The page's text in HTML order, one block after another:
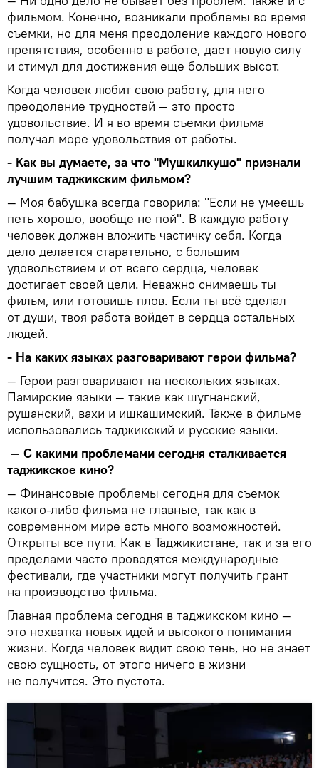
фильмом. Конечно, возникали проблемы во время
съемки, но для меня преодоление каждого нового
препятствия, особенно в работе, дает новую силу
и стимул для достижения еще больших высот.
Когда человек любит свою работу, для него
преодоление трудностей — это просто
удовольствие. И я во время съемки фильма
получал море удовольствия от работы.
- Как вы думаете, за что "Мушкилкушо" признали
лучшим таджикским фильмом?
— Моя бабушка всегда говорила: "Если не умеешь
петь хорошо, вообще не пой". В каждую работу
человек должен вложить частичку себя. Когда
дело делается старательно, с большим
удовольствием и от всего сердца, человек
достигает своей цели. Неважно снимаешь ты
фильм, или готовишь плов. Если ты всё сделал
от души, твоя работа войдет в сердца остальных
людей.
- На каких языках разговаривают герои фильма?
— Герои разговаривают на нескольких языках.
Памирские языки — такие как шугнанский,
рушанский, вахи и ишкашимский. Также в фильме
использовались таджикский и русские языки.
— С какими проблемами сегодня сталкивается
таджикское кино?
— Финансовые проблемы сегодня для съемок
какого-либо фильма не главные, так как в
современном мире есть много возможностей.
Открыты все пути. Как в Таджикистане, так и за его
пределами часто проводятся международные
фестивали, где участники могут получить грант
на производство фильма.
Главная проблема сегодня в таджикском кино —
это нехватка новых идей и высокого понимания
жизни. Когда человек видит свою тень, но не знает
свою сущность, от этого ничего в жизни
не получится. Это пустота.